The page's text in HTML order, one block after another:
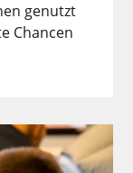
genutzt
Chancen